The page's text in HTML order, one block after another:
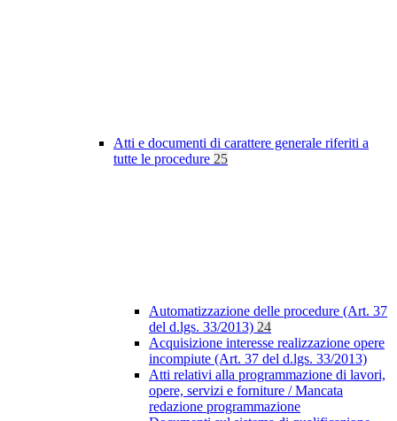
Atti e documenti di carattere generale riferiti a
tutte le procedure 25
Automatizzazione delle procedure (Art. 37
del d.lgs. 33/2013) 24
Acquisizione interesse realizzazione opere
incompiute (Art. 37 del d.lgs. 33/2013)
Atti relativi alla programmazione di lavori,
opere, servizi e forniture / Mancata
redazione programmazione